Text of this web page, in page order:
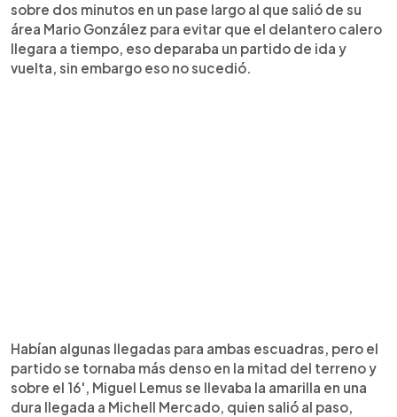
sobre dos minutos en un pase largo al que salió de su
área Mario González para evitar que el delantero calero
llegara a tiempo, eso deparaba un partido de ida y
vuelta, sin embargo eso no sucedió.
Habían algunas llegadas para ambas escuadras, pero el
partido se tornaba más denso en la mitad del terreno y
sobre el 16', Miguel Lemus se llevaba la amarilla en una
dura llegada a Michell Mercado, quien salió al paso,